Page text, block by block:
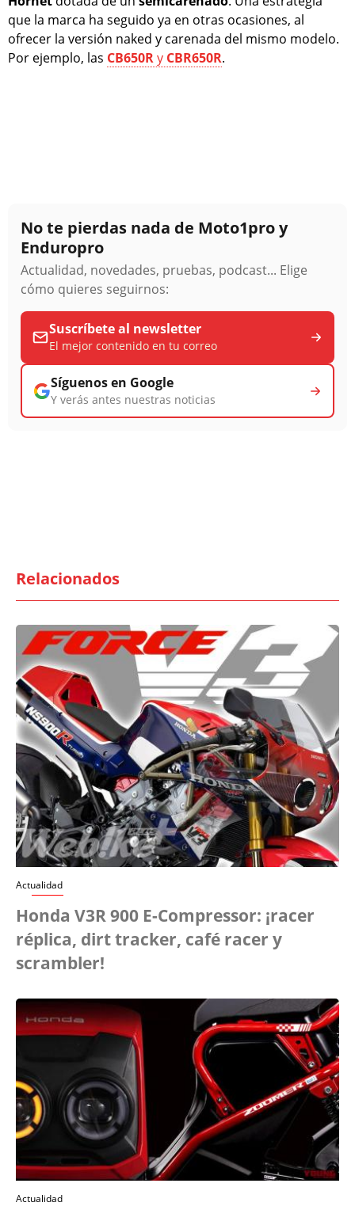
que la marca ha seguido ya en otras ocasiones, al
ofrecer la versión naked y carenada del mismo modelo.
Por ejemplo, las CB650Ry CBR650R.
No te pierdas nada de Moto1pro y
Enduropro
Actualidad, novedades, pruebas, podcast... Elige
cómo quieres seguirnos:
Suscríbete al newsletter
El mejor contenido en tu correo
Síguenos en Google
Y verás antes nuestras noticias
Relacionados
Actualidad
Honda V3R 900 E-Compressor: ¡racer
réplica, dirt tracker, café racer y
scrambler!
Actualidad